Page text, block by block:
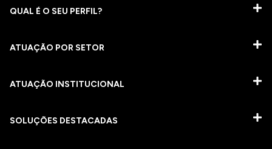
QUAL É O SEU PERFIL?
ATUAÇÃO POR SETOR
ATUAÇÃO INSTITUCIONAL
SOLUÇÕES DESTACADAS